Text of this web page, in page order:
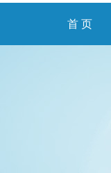
首 页